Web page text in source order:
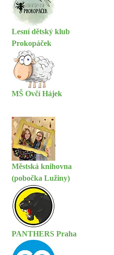
Lesní dětský klub
Prokopáček
MŠ Ovčí Hájek
Městská knihovna
(pobočka Lužiny)
PANTHERS Praha